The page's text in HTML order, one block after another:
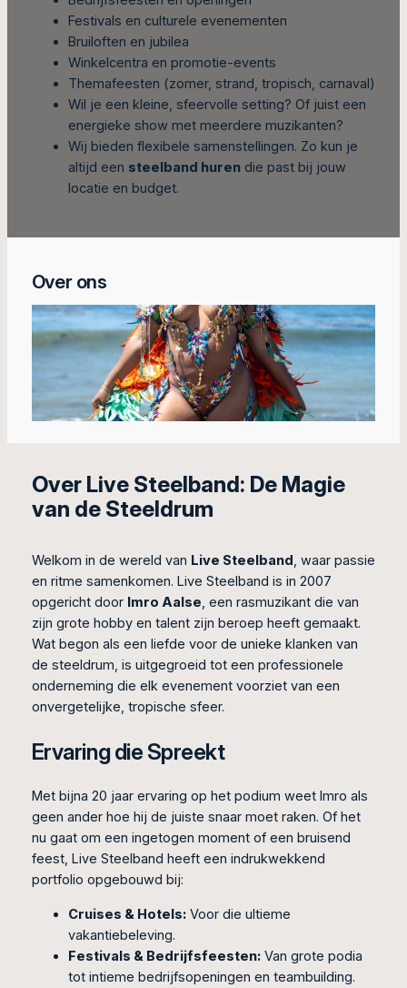
Festivals en culturele evenementen
Bruiloften en jubilea
Winkelcentra en promotie-events
Themafeesten (zomer, strand, tropisch, carnaval)
Wil je een kleine, sfeervolle setting? Of juist een
energieke show met meerdere muzikanten?
Wij bieden flexibele samenstellingen. Zo kun je
altijd een steelband hurendie past bij jouw
locatie en budget.
Over ons
Over Live Steelband: De Magie
van de Steeldrum
Welkom in de wereld van Live Steelband, waar passie
en ritme samenkomen. Live Steelband is in 2007
opgericht door Imro Aalse, een rasmuzikant die van
zijn grote hobby en talent zijn beroep heeft gemaakt.
Wat begon als een liefde voor de unieke klanken van
de steeldrum, is uitgegroeid tot een professionele
onderneming die elk evenement voorziet van een
onvergetelijke, tropische sfeer.
Ervaring die Spreekt
Met bijna 20 jaar ervaring op het podium weet Imro als
geen ander hoe hij de juiste snaar moet raken. Of het
nu gaat om een ingetogen moment of een bruisend
feest, Live Steelband heeft een indrukwekkend
portfolio opgebouwd bij:
Cruises & Hotels:Voor die ultieme
vakantiebeleving.
Festivals & Bedrijfsfeesten:Van grote podia
tot intieme bedrijfsopeningen en teambuilding.